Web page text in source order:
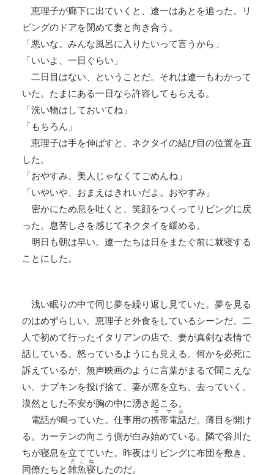
恵理子が廊下に出ていくと、遼一はあとを追った。リ
ビングのドアを閉めて妻と向き合う。
「悪いな。みんな風呂に入りたいって言うから」
「いいよ、一日ぐらい」
二日目はない、ということだ。それは遼一もわかって
いた。たまにある一日なら許容してもらえる。
「洗い物はしておいてね」
「もちろん」
恵理子は手を伸ばすと、ネクタイの結び目の位置を直
した。
「おやすみ。美人じゃなくてごめんね」
「いやいや、おまえはきれいだよ。おやすみ」
密かにため息を吐くと、笑顔をつくってリビングに戻
った。息苦しさを感じてネクタイを緩める。
明日も朝は早い。遼一たちは日をまたぐ前に就寝する
ことにした。
浅い眠りの中で同じ夢を繰り返し見ていた。夢を見る
のはめずらしい。恵理子と外食をしているシーンだ。二
人で初めて行ったイタリアンの店で、妻が真剣な表情で
話している。怒っているようにも見える。何かを必死に
訴えているが、無声映画のように言葉がまるで聞こえな
い。ナプキンを投げ捨て、妻が席を立ち、去っていく。
漠然とした不安が胸の中に湧き起こる。
電話が鳴っていた。仕事用の携帯電話
スマホ
だ。薄目を開け
る。カーテンの向こう側が白み始めている。隣で谷川た
ちが寝息を立てていた。昨夜はリビングに布団を敷き、
同僚たちと雑魚寝
ざこね
したのだ。